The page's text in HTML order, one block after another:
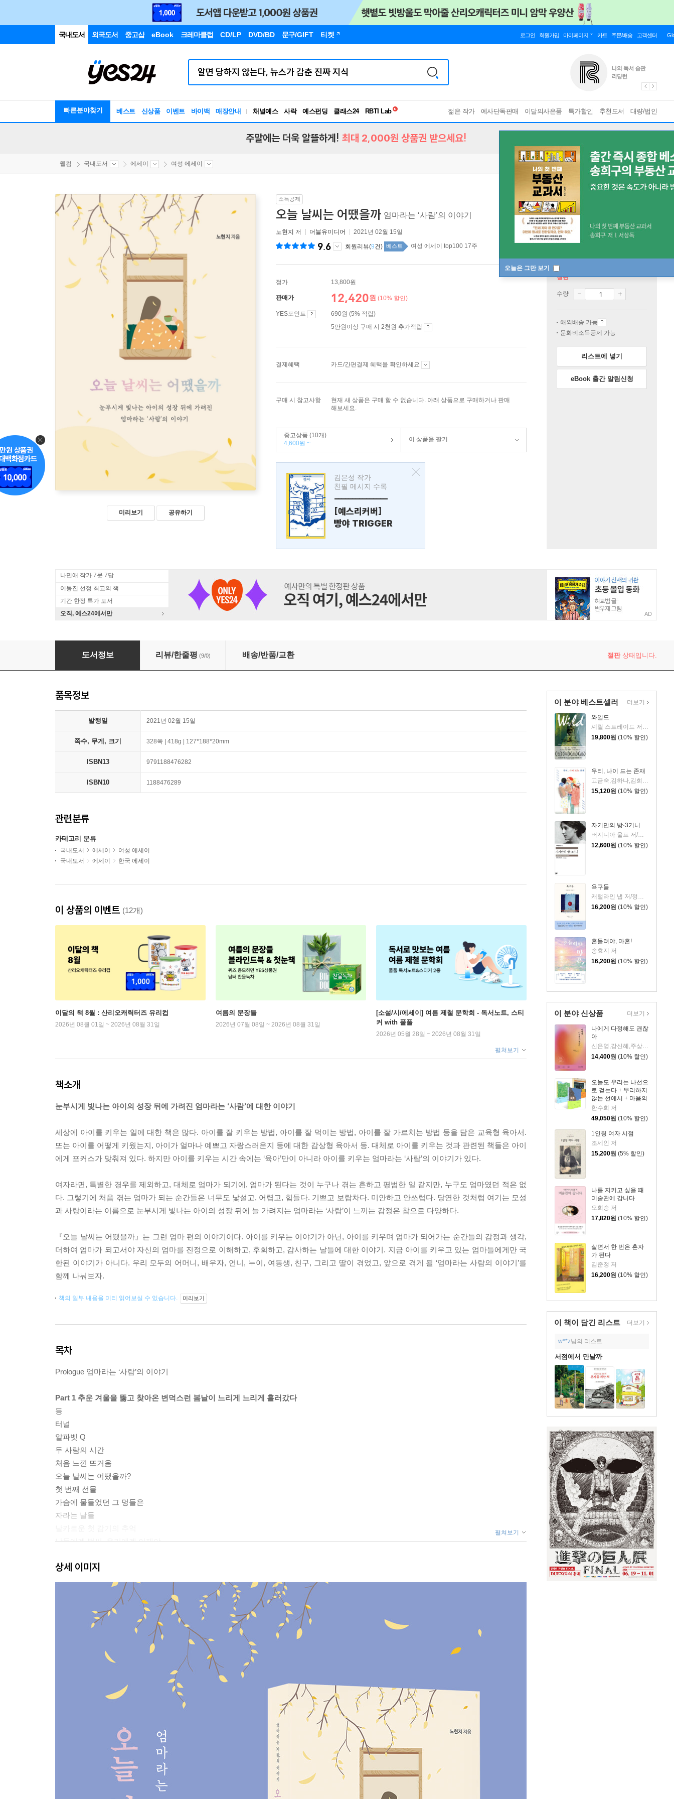
국내도서 외국도서 중고샵 eBook 크레마클럽 CD/LP DVD/BD 문구/GIFT 티켓 로그인 회원가입 마이페이지 카트 주문/배송 고객센터
빠른분야찾기 베스트 신상품 이벤트 바이백 매장안내 채널예스 사락 예스펀딩 클래스24
독서유형검사
젊은 작가 예사단독판매 이달의사은품 특가할인 추천도서 대량/법인
오늘은 그만 보기
주말에는 더욱 알뜰하게! 최대 2,000원 상품권 받으세요!
웰컴 국내도서 에세이 여성 에세이
미리보기 공유하기
소득공제
오늘 날씨는 어땠을까 엄마라는 ‘사람’의 이야기
노현지 저 더블유미디어 2021년 02월 15일
9.6 회원리뷰(9건) 베스트 여성 에세이 top100 17주
정가 13,800원
판매가 12,420원 (10% 할인)
YES포인트
690원 (5% 적립)
5만원이상 구매 시 2천원 추가적립
결제혜택 카드/간편결제 혜택을 확인하세요
구매 시 참고사항
현재 새 상품은 구매 할 수 없습니다. 아래 상품으로 구매하거나 판매
해보세요.
중고상품 (10개)
4,600원 ~
이 상품을 팔기
김은성 작가
친필 메시지 수록
---------------
[예스리커버]
빵야 TRIGGER
절판
수량
해외배송 가능
문화비소득공제 가능
리스트에 넣기
eBook 출간 알림신청
나민애 작가 7문 7답
이동진 선정 최고의 책
기간 한정 특가 도서
오직, 예스24에서만
AD
오늘 날씨는 어땠을까
도서정보 리뷰/한줄평 (9/0) 배송/반품/교환 절판상태입니다.
이 분야 베스트셀러
와일드
셰릴 스트레이드 저/우진하 역
19,800원 (10% 할인)
우리, 나이 드는 존재
15,120원 (10% 할인)
자기만의 방·3기니
12,600원 (10% 할인)
욕구들
16,200원 (10% 할인)
흔들려야, 마흔!
송효지 저
16,200원 (10% 할인)
더보기
이 분야 신상품
나에게 다정해도 괜찮
아
신은영,강신혜,주상희,윤근영,정현숙 저
14,400원 (10% 할인)
오늘도 우리는 나선으
로 걷는다 + 무리하지
않는 선에서 + 마음의
문제 세트
한수희 저
49,050원 (10% 할인)
1인칭 여자 시점
조세인 저
15,200원 (5% 할인)
나를 지키고 싶을 때
미술관에 갑니다
오희승 저
17,820원 (10% 할인)
살면서 한 번은 혼자
가 된다
김준정 저
16,200원 (10% 할인)
더보기
이 책이 담긴 리스트 더보기
w**z님의 리스트
서점에서 만날까
품목정보
발행일 2021년 02월 15일
쪽수, 무게, 크기 328쪽 | 418g | 127*188*20mm
ISBN13 9791188476282
ISBN10 1188476289
관련분류
카테고리 분류
국내도서 에세이
여성 에세이
국내도서
에세이 한국 에세이
이 상품의 이벤트 (12개)
이달의 책 8월 : 산리오캐릭터즈 유리컵
2026년 08월 01일 ~ 2026년 08월 31일
여름의 문장들
2026년 07월 08일 ~ 2026년 08월 31일
[소설/시/에세이] 여름 제철 문학회 - 독서노트, 스티
커 with 풀풀
2026년 05월 28일 ~ 2026년 08월 31일
펼쳐보기
책소개
눈부시게 빛나는 아이의 성장 뒤에 가려진 엄마라는 ‘사람’에 대한 이야기
세상에 아이를 키우는 일에 대한 책은 많다. 아이를 잘 키우는 방법, 아이를 잘 먹이는 방법, 아이를 잘 가르치는 방법 등을 담은 교육형 육아서.
또는 아이를 어떻게 키웠는지, 아이가 얼마나 예쁘고 자랑스러운지 등에 대한 감상형 육아서 등. 대체로 아이를 키우는 것과 관련된 책들은 아이
에게 포커스가 맞춰져 있다. 하지만 아이를 키우는 시간 속에는 ‘육아’만이 아니라 아이를 키우는 엄마라는 ‘사람’의 이야기가 있다.
여자라면, 특별한 경우를 제외하고, 대체로 엄마가 되기에, 엄마가 된다는 것이 누구나 겪는 흔하고 평범한 일 같지만, 누구도 엄마였던 적은 없
다. 그렇기에 처음 겪는 엄마가 되는 순간들은 너무도 낯설고, 어렵고, 힘들다. 기쁘고 보람차다. 미안하고 안쓰럽다. 당연한 것처럼 여기는 모성
과 사랑이라는 이름으로 눈부시게 빛나는 아이의 성장 뒤에 늘 가려지는 엄마라는 ‘사람’이 느끼는 감정은 참으로 다양하다.
『오늘 날씨는 어땠을까』는 그런 엄마 편의 이야기이다. 아이를 키우는 이야기가 아닌, 아이를 키우며 엄마가 되어가는 순간들의 감정과 생각,
더하여 엄마가 되고서야 자신의 엄마를 진정으로 이해하고, 후회하고, 감사하는 날들에 대한 이야기. 지금 아이를 키우고 있는 엄마들에게만 국
한된 이야기가 아니다. 우리 모두의 어머니, 배우자, 언니, 누이, 여동생, 친구, 그리고 딸이 겪었고, 앞으로 겪게 될 ‘엄마라는 사람의 이야기’를
함께 나눠보자.
책의 일부 내용을 미리 읽어보실 수 있습니다. 미리보기
목차
Prologue 엄마라는 ‘사람’의 이야기
Part 1 추운 겨울을 뚫고 찾아온 변덕스런 봄날이 느리게 느리게 흘러갔다
등
터널
알파벳 Q
두 사람의 시간
처음 느낀 뜨거움
오늘 날씨는 어땠을까?
첫 번째 선물
가슴에 물들었던 그 멍들은
자라는 날들
남들에겐 벌써, 우리에겐 이제야
닉네임 : 졸리면그냥자라
빨래가 널린 풍경
엄마의 생일
Part 2 무더운 여름도 돌아보면 짧은 가을처럼 찰나의 순간이었다
기타 개선이 필요한 사항
펼쳐보기
상세 이미지